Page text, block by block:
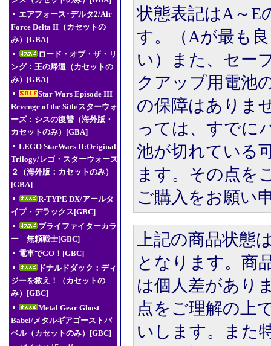
エアフォース･デルタ2/Air
Force Delta II（カセットの
み）[GBA]
ロード・オブ・ザ・リ
ング：王の帰還（カセットの
み）[GBA]
Star Wars Episode III
Revenge of the Sith/スターウォ
ーズ：シスの復讐（海外版・
カセットのみ）[GBA]
LEGO StarWars II:Original
Trilogy/レゴ・スターウォーズ
２（海外版：カセットのみ）
[GBA]
R-TYPE DX/アールタ
イプ・デラックス[GBC]
ブライファイターカラ
ー 無頼戦士[GBC]
電車でGO！[GBC]
ドナルドダック：ディ
ジーを救え！（カセットの
み）[GBC]
Metal Gear Ghost
Babel/メタルギアゴーストバ
ベル（カセットのみ）[GBC]
状態表記はA～E
す。（Aが最も
い）また、セー
クアップ用電池
の保障はありま
っては、すでに
池が切れている
ます。その点を
ご購入をお願い
上記の商品状態
となります。商
は個人差があり
点をご理解の上
いします。また